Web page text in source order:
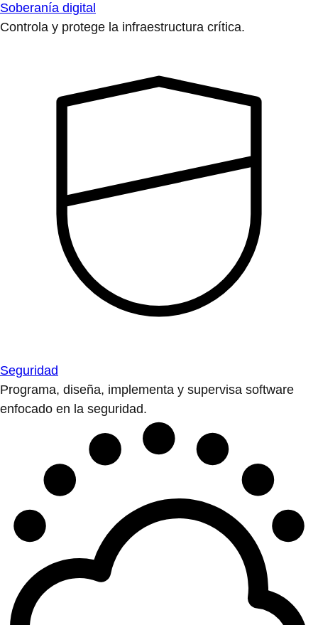
Soberanía digital
Controla y protege la infraestructura crítica.
Seguridad
Programa, diseña, implementa y supervisa software
enfocado en la seguridad.